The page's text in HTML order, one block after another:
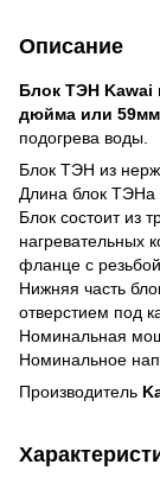
Описание
Блок ТЭН Kawai
дюйма или 59мм
подогрева воды.
Блок ТЭН из
Длина блок ТЭНа
Блок состоит из
нагревательных
фланце с
Нижняя часть
отверстием под
Номинальная
Номинальное
Производитель